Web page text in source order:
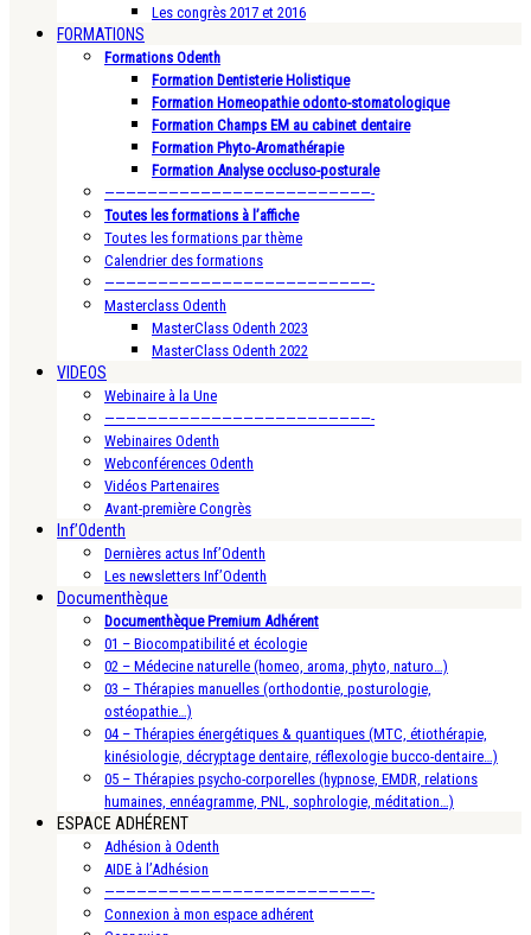
Les congrès 2017 et 2016
FORMATIONS
Formations Odenth
Formation Dentisterie Holistique
Formation Homeopathie odonto-stomatologique
Formation Champs EM au cabinet dentaire
Formation Phyto-Aromathérapie
Formation Analyse occluso-posturale
—————————————————————————-
Toutes les formations à l’affiche
Toutes les formations par thème
Calendrier des formations
—————————————————————————-
Masterclass Odenth
MasterClass Odenth 2023
MasterClass Odenth 2022
VIDEOS
Webinaire à la Une
—————————————————————————-
Webinaires Odenth
Webconférences Odenth
Vidéos Partenaires
Avant-première Congrès
Inf’Odenth
Dernières actus Inf’Odenth
Les newsletters Inf’Odenth
Documenthèque
Documenthèque Premium Adhérent
01 – Biocompatibilité et écologie
02 – Médecine naturelle (homeo, aroma, phyto, naturo…)
03 – Thérapies manuelles (orthodontie, posturologie,
ostéopathie…)
04 – Thérapies énergétiques & quantiques (MTC, étiothérapie,
kinésiologie, décryptage dentaire, réflexologie bucco-dentaire…)
05 – Thérapies psycho-corporelles (hypnose, EMDR, relations
humaines, ennéagramme, PNL, sophrologie, méditation…)
ESPACE ADHÉRENT
Adhésion à Odenth
AIDE à l’Adhésion
—————————————————————————-
Connexion à mon espace adhérent